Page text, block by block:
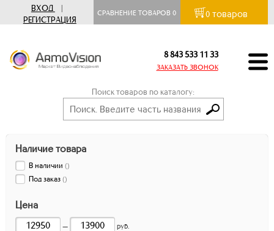
ВХОД
|
РЕГИСТРАЦИЯ
СРАВНЕНИЕ ТОВАРОВ0 0 товаров
8 843 533 11 33
ЗАКАЗАТЬ ЗВОНОК
Поиск товаров по каталогу:
Наличие товара
В наличии ()
Под заказ ()
Цена
— руб.